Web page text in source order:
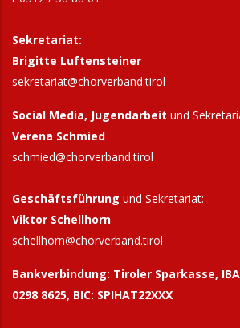
Sekretariat:
Brigitte Luftensteiner
sekretariat@chorverband.tirol
Social Media, Jugendarbeit und
Verena Schmied
schmied@chorverband.tirol
Geschäftsführung und Sekretariat:
Viktor Schellhorn
schellhorn@chorverband.tirol
Bankverbindung: Tiroler Sparkasse,
0298 8625, BIC: SPIHAT22XXX